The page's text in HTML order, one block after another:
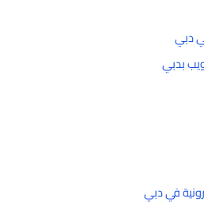
دبي
بدبي
في دبي